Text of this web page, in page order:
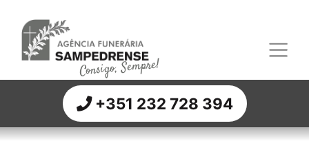
Consigo, Sempre!
+351 232 728 394